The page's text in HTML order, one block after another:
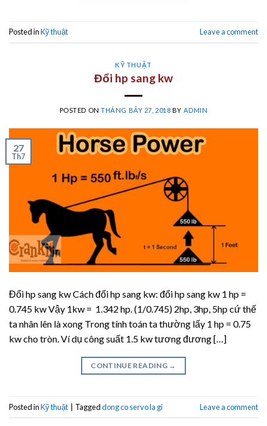
Posted inKỹ thuật Leave a comment
KỸ THUẬT
Đổi hp sang kw
POSTED ONTHÁNG BẢY 27, 2018 BY ADMIN
27
Th7
Đổi hp sang kw Cách đổi hp sang kw: đổi hp sang kw 1 hp =
0.745 kw Vậy 1kw = 1.342 hp. (1/0.745) 2hp, 3hp, 5hp cứ thế
ta nhân lên là xong Trong tính toán ta thường lấy 1 hp = 0.75
kw cho tròn. Ví dụ công suất 1.5 kw tương đương […]
CONTINUE READING →
Posted inKỹ thuật Taggeddong co servo la gi Leave a comment